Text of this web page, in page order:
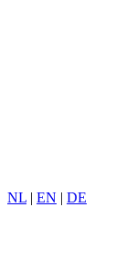
NL | EN | DE